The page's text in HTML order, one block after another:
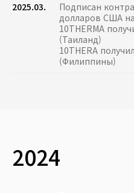
2025.03.
Подписан
долларов США на
10THERMA
(Таиланд)
10THERA
(Филиппины)
2024